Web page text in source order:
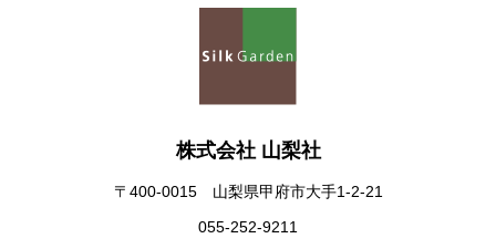
株式会社 山梨社
〒400-0015 山梨県甲府市大手1-2-21
055-252-9211